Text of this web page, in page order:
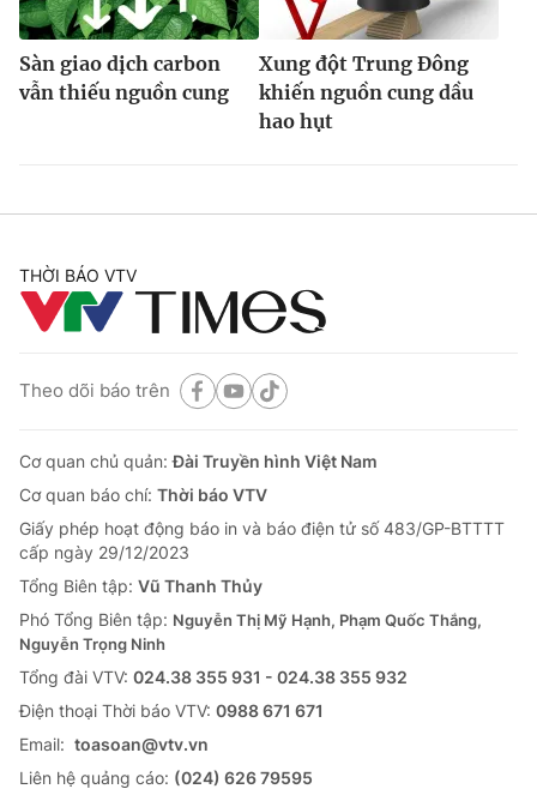
Sàn giao dịch carbon
vẫn thiếu nguồn cung
Xung đột Trung Đông
khiến nguồn cung dầu
hao hụt
THỜI BÁO VTV
Theo dõi báo trên
Cơ quan chủ quản:Đài Truyền hình Việt Nam
Cơ quan báo chí: Thời báo VTV
Giấy phép hoạt động báo in và báo điện tử số 483/GP-BTTTT
cấp ngày 29/12/2023
Tổng Biên tập: Vũ Thanh Thủy
Phó Tổng Biên tập: Nguyễn Thị Mỹ Hạnh, Phạm Quốc Thắng,
Nguyễn Trọng Ninh
Tổng đài VTV: 024.38 355 931 - 024.38 355 932
Ðiện thoại Thời báo VTV: 0988 671 671
Email: toasoan@vtv.vn
Liên hệ quảng cáo: (024) 626 79595